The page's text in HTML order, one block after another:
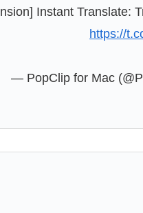
Instant Translate:
https://
— PopClip for Mac